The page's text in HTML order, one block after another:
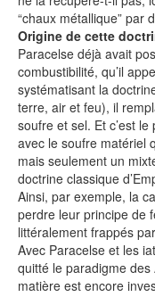
“chaux métallique” par
Origine de cette
Paracelse déjà avait
combustibilité, qu’il
systématisant la
terre, air et feu), il
soufre et sel. Et c’est
avec le soufre matériel
mais seulement un
doctrine classique
Ainsi, par exemple, la
perdre leur principe de
littéralement frappés
Avec Paracelse et les
quitté le paradigme
matière est encore